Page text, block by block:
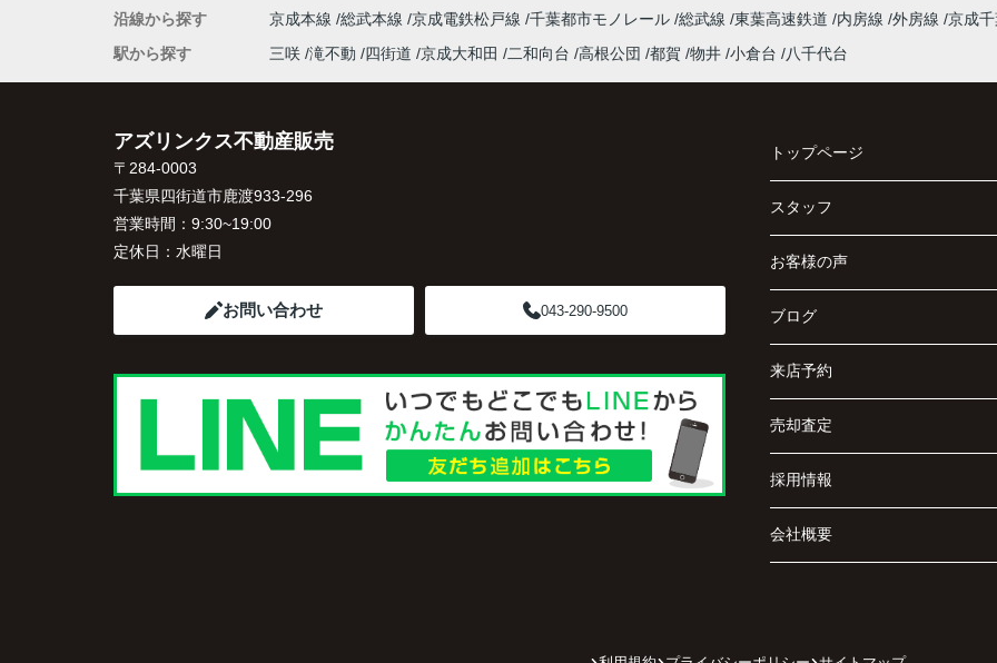
沿線から探す
京成本線 総武本線 京成電鉄松戸線 千葉都市モノレール 総武線 東葉高速鉄道 内房線 外房線 京成
駅から探す
三咲 滝不動 四街道 京成大和田 二和向台 高根公団 都賀 物井 小倉台 八千代台
アズリンクス不動産販売
〒284-0003
千葉県四街道市鹿渡933-296
営業時間： 9:30~19:00
定休日： 水曜日
お問い合わせ 043-290-9500
トップページ
スタッフ
お客様の声
ブログ
来店予約
売却査定
採用情報
会社概要